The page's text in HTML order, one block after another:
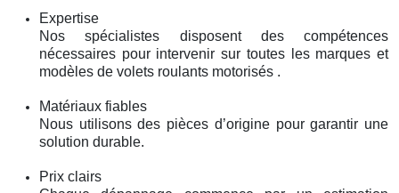
Expertise
Nos spécialistes disposent des compétences
nécessaires pour intervenir sur toutes les marques et
modèles de volets roulants motorisés .
Matériaux fiables
Nous utilisons des pièces d’origine pour garantir une
solution durable.
Prix clairs